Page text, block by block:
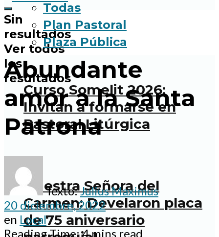
Sin
resultados
Ver todos
los
resultados
Todas
Plan Pastoral
Plaza Pública
Curso Somelit 2026:
Invitan a formarse en
Pastoral Litúrgica
Nuestra Señora del
Carmen: Develaron placa
de 75 aniversario
Abundante
amor a la Santa
Patrona
Texto:Julius Maximus
20 diciembre, 2022
en Local
Reading Time: 4 mins read